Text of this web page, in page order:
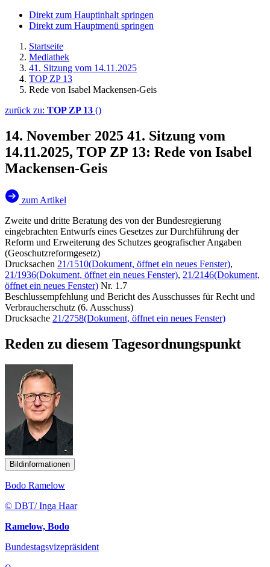
Direkt zum Hauptinhalt springen
Direkt zum Hauptmenü springen
Startseite
Mediathek
41. Sitzung vom 14.11.2025
TOP ZP 13
Rede von Isabel Mackensen-Geis
zurück zu: TOP ZP 13 ()
14. November 2025 41. Sitzung vom
14.11.2025, TOP ZP 13: Rede von Isabel
Mackensen-Geis
zum Artikel
Zweite und dritte Beratung des von der Bundesregierung
eingebrachten Entwurfs eines Gesetzes zur Durchführung der
Reform und Erweiterung des Schutzes geografischer Angaben
(Geoschutzreformgesetz)
Drucksachen 21/1510(Dokument, öffnet ein neues Fenster),
21/1936(Dokument, öffnet ein neues Fenster), 21/2146(Dokument,
öffnet ein neues Fenster) Nr. 1.7
Beschlussempfehlung und Bericht des Ausschusses für Recht und
Verbraucherschutz (6. Ausschuss)
Drucksache 21/2758(Dokument, öffnet ein neues Fenster)
Reden zu diesem Tagesordnungspunkt
Bildinformationen
Bodo Ramelow
© DBT/ Inga Haar
Ramelow, Bodo
Bundestagsvizepräsident